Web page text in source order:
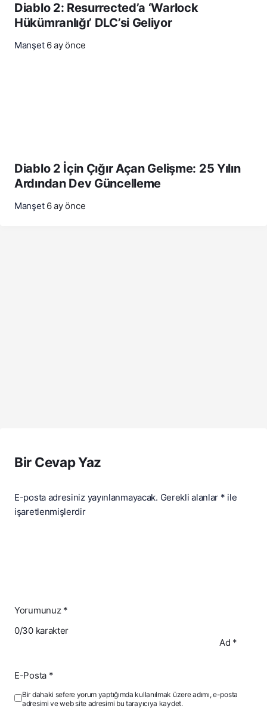
Diablo 2: Resurrected’a ‘Warlock
Hükümranlığı’ DLC’si Geliyor
Manşet 6 ay önce
Diablo 2 İçin Çığır Açan Gelişme: 25 Yılın
Ardından Dev Güncelleme
Manşet 6 ay önce
Bir Cevap Yaz
E-posta adresiniz yayınlanmayacak. Gerekli alanlar * ile
işaretlenmişlerdir
Yorumunuz*
0/30 karakter
Ad *
E-Posta*
Bir dahaki sefere yorum yaptığımda kullanılmak üzere adımı, e-posta
adresimi ve web site adresimi bu tarayıcıya kaydet.